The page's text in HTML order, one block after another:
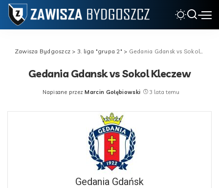
Zawisza Bydgoszcz > 3. liga "grupa 2" > Gedania Gdansk vs Sokol Kleczew
Gedania Gdansk vs Sokol Kleczew
Posted
Napisane przez Marcin Gołębiowski 3 lata temu
Gedania Gdańsk